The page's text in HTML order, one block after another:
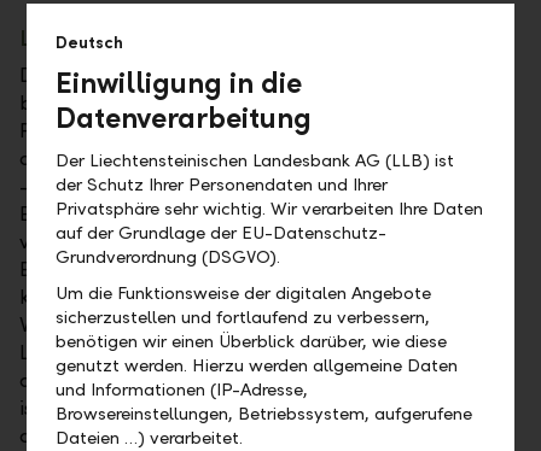
Liquiditätsplanung
Die Frühpensionierung und / oder ein Kapital-
beziehungsweise ein Teilkapitalbezug des
Pensionskassenguthabens können dazu führen, dass
die Rentenleistung der ersten und der zweiten Säule
– auch zusammen mit allfälligen weiteren
Einkünften – die laufenden Ausgaben nicht
vollumfänglich deckt. Um eine solche
Einkommenslücke zu schliessen, ist mitunter ein
kontinuierlicher Verzehr der vorhandenen
Vermögenswerte nötig. Darum sollte die
Liquiditätsplanung langfristig ausgerichtet sein und
auf die Vermögenssituation abgestimmt werden. So
ist sichergestellt, dass die liquiden Mittel jederzeit
ausreichen.
Deutsch
Einwilligung in die
Datenverarbeitung
Der Liechtensteinischen Landesbank AG (LLB) ist
der Schutz Ihrer Personendaten und Ihrer
Privatsphäre sehr wichtig. Wir verarbeiten Ihre Daten
auf der Grundlage der EU-Datenschutz-
Grundverordnung (DSGVO).
Um die Funktionsweise der digitalen Angebote
sicherzustellen und fortlaufend zu verbessern,
benötigen wir einen Überblick darüber, wie diese
genutzt werden. Hierzu werden allgemeine Daten
und Informationen (IP-Adresse,
Browsereinstellungen, Betriebssystem, aufgerufene
Dateien …) verarbeitet.